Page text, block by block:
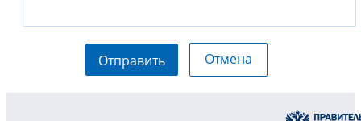
Отправить Отмена